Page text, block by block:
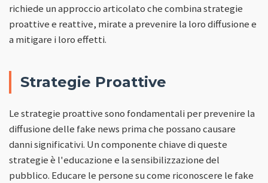
richiede un approccio articolato che combina strategie
proattive e reattive, mirate a prevenire la loro diffusione e
a mitigare i loro effetti.
Strategie Proattive
Le strategie proattive sono fondamentali per prevenire la
diffusione delle fake news prima che possano causare
danni significativi. Un componente chiave di queste
strategie è l'educazione e la sensibilizzazione del
pubblico. Educare le persone su come riconoscere le fake